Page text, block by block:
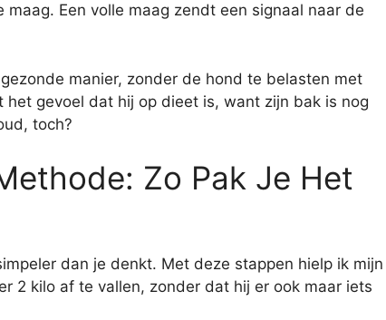
maag. Een volle maag zendt een signaal naar de
manier, zonder de hond te belasten met
gevoel dat hij op dieet is, want zijn bak is nog
toch?
Zo Pak Je Het
dan je denkt. Met deze stappen hielp ik mijn
2 kilo af te vallen, zonder dat hij er ook maar iets